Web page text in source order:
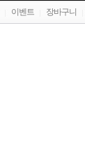
이벤트 장바구니